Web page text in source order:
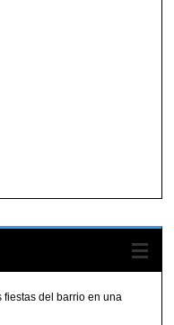
fiestas del barrio en una